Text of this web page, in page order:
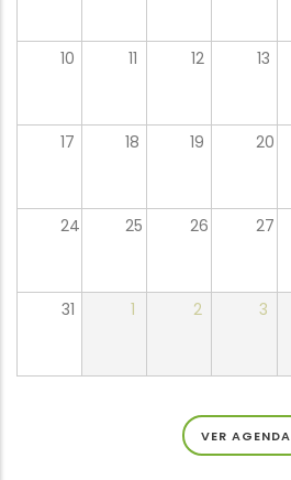
10 11 12 13
17 18 19 20
24 25 26 27
31 1 2 3
VER AGENDA